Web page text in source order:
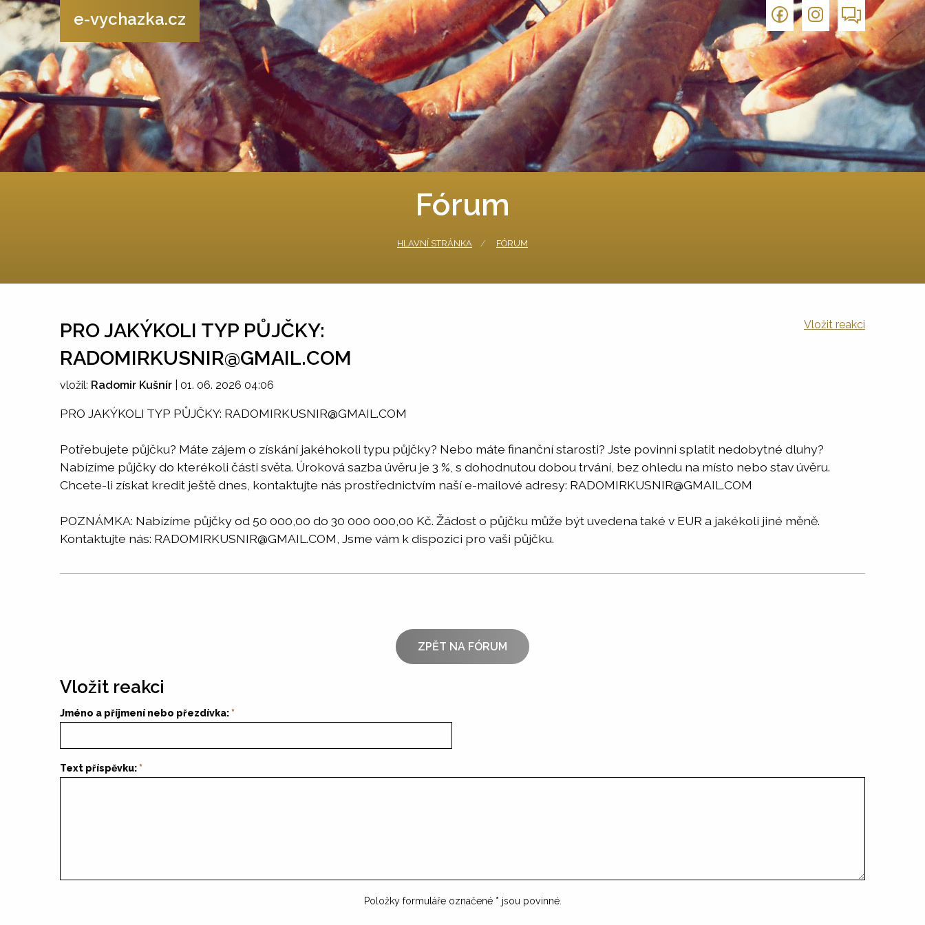
e-vychazka.cz
Fórum
HLAVNÍ STRÁNKA FÓRUM
PRO JAKÝKOLI TYP PŮJČKY:
RADOMIRKUSNIR@GMAIL.COM
Vložit reakci
vložil: Radomir Kušnír 01. 06. 2026 04:06
PRO JAKÝKOLI TYP PŮJČKY: RADOMIRKUSNIR@GMAIL.COM
Potřebujete půjčku? Máte zájem o získání jakéhokoli typu půjčky? Nebo máte finanční starosti? Jste povinni splatit nedobytné dluhy?
Nabízíme půjčky do kterékoli části světa. Úroková sazba úvěru je 3 %, s dohodnutou dobou trvání, bez ohledu na místo nebo stav úvěru.
Chcete-li získat kredit ještě dnes, kontaktujte nás prostřednictvím naší e-mailové adresy: RADOMIRKUSNIR@GMAIL.COM
POZNÁMKA: Nabízíme půjčky od 50 000,00 do 30 000 000,00 Kč. Žádost o půjčku může být uvedena také v EUR a jakékoli jiné měně.
Kontaktujte nás: RADOMIRKUSNIR@GMAIL.COM, Jsme vám k dispozici pro vaši půjčku.
ZPĚT NA FÓRUM
Vložit reakci
Jméno a příjmení nebo přezdívka:
Text příspěvku:
Položky formuláře označené * jsou povinné.